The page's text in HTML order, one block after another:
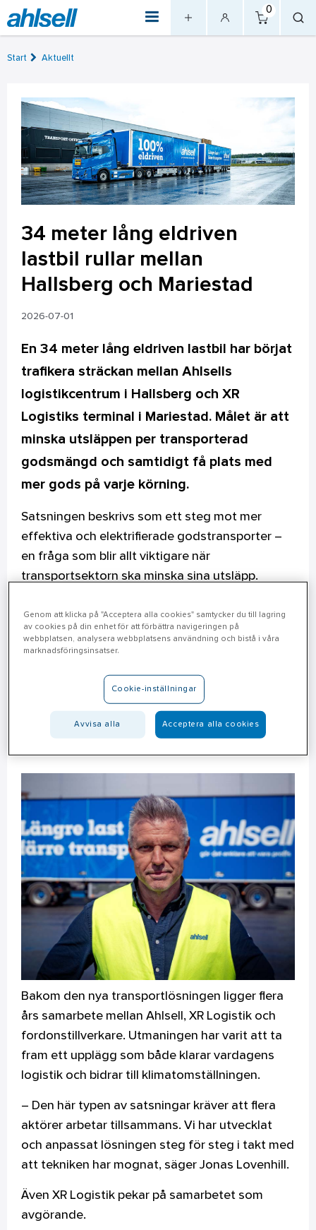
0
Start Aktuellt
34 meter lång eldriven
lastbil rullar mellan
Hallsberg och Mariestad
2026-07-01
En 34 meter lång eldriven lastbil har börjat
trafikera sträckan mellan Ahlsells
logistikcentrum i Hallsberg och XR
Logistiks terminal i Mariestad. Målet är att
minska utsläppen per transporterad
godsmängd och samtidigt få plats med
mer gods på varje körning.
Satsningen beskrivs som ett steg mot mer
effektiva och elektrifierade godstransporter –
en fråga som blir allt viktigare när
transportsektorn ska minska sina utsläpp.
för tyngre transporter. Vi kan köra mer gods per
tur och samtidigt bidra till lägre klimatpåverkan
transportchef på Ahlsell.
Flera års arbete bakom
Bakom den nya transportlösningen ligger flera
års samarbete mellan Ahlsell, XR Logistik och
fordonstillverkare. Utmaningen har varit att ta
fram ett upplägg som både klarar vardagens
logistik och bidrar till klimatomställningen.
– Den här typen av satsningar kräver att flera
aktörer arbetar tillsammans. Vi har utvecklat
och anpassat lösningen steg för steg i takt med
att tekniken har mognat, säger Jonas Lovenhill.
Även XR Logistik pekar på samarbetet som
avgörande.
Genom att klicka på "Acceptera alla cookies" samtycker du till lagring
av cookies på din enhet för att förbättra navigeringen på
webbplatsen, analysera webbplatsens användning och bistå i våra
marknadsföringsinsatser.
Cookie-inställningar
Avvisa alla Acceptera alla cookies